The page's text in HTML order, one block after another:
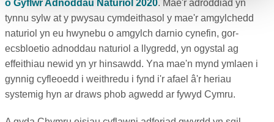
o Gyflwr Adnoddau Naturiol 2020. Mae'r adroddiad yn
tynnu sylw at y pwysau cymdeithasol y mae'r amgylchedd
naturiol yn eu hwynebu o amgylch darnio cynefin, gor-
ecsbloetio adnoddau naturiol a llygredd, yn ogystal ag
effeithiau newid yn yr hinsawdd. Yna mae'n mynd ymlaen i
gynnig cyfleoedd i weithredu i fynd i'r afael â'r heriau
systemig hyn ar draws phob agwedd ar fywyd Cymru.